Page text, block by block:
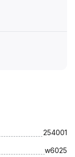
254001
w6025